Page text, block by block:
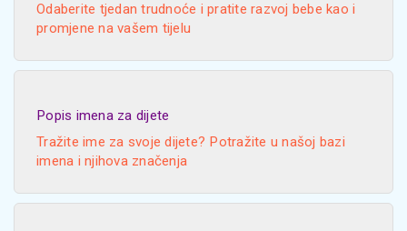
Odaberite tjedan trudnoće i pratite razvoj bebe kao i
promjene na vašem tijelu
Popis imena za dijete
Tražite ime za svoje dijete? Potražite u našoj bazi
imena i njihova značenja